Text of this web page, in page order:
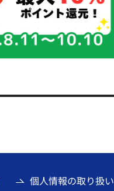
個人情報の取り扱い